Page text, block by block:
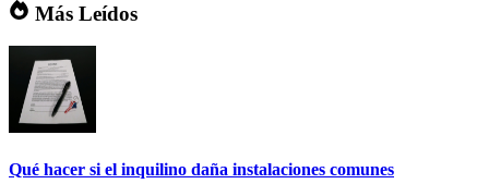
Más Leídos
Qué hacer si el inquilino daña instalaciones comunes